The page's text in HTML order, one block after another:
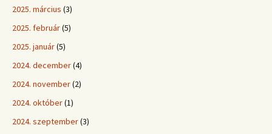
2025. március (3)
2025. február(5)
2025. január(5)
2024. december(4)
2024. november(2)
2024. október(1)
2024. szeptember(3)